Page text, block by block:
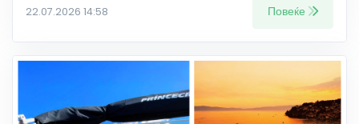
22.07.2026 14:58 Повеќе